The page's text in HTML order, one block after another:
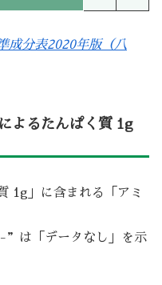
成分表2020年版（八
よるたんぱく質 1g
1g」に含まれる「アミ
は「データなし」を示